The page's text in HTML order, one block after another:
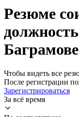
Резюме
Баграмове
Чтобы видеть все
После регистрации
Зарегистрироваться
За всё время